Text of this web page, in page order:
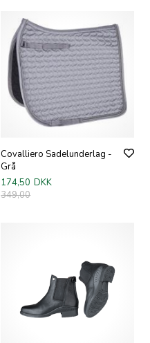
Covalliero Sadelunderlag -
Grå
174,50 DKK
349,00